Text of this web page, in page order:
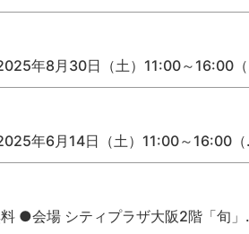
年8月30日（土）11:00～16:00
年6月14日（土）11:00～16:00
●会場 シティプラザ大阪2階「旬